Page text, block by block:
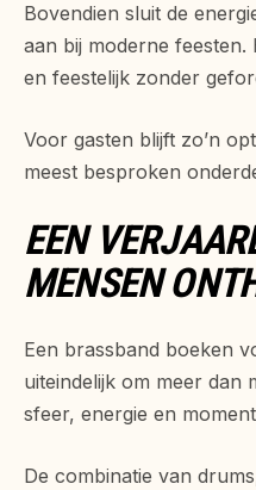
Bovendien sluit de
aan bij moderne
en feestelijk zonder
Voor gasten blijft zo’n
meest besproken
EEN
MENSEN
Een brassband boeken
uiteindelijk om meer dan
sfeer, energie en
De combinatie van